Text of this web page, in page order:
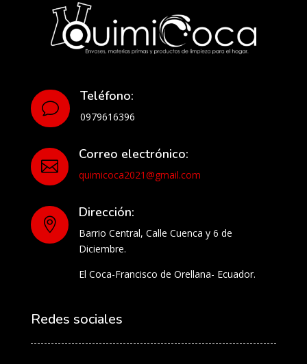
v
Teléfono:
0979616396

Correo electrónico:
quimicoca2021@gmail.com

Dirección:
Barrio Central, Calle Cuenca y 6 de
Diciembre.
El Coca-Francisco de Orellana- Ecuador.
Redes sociales